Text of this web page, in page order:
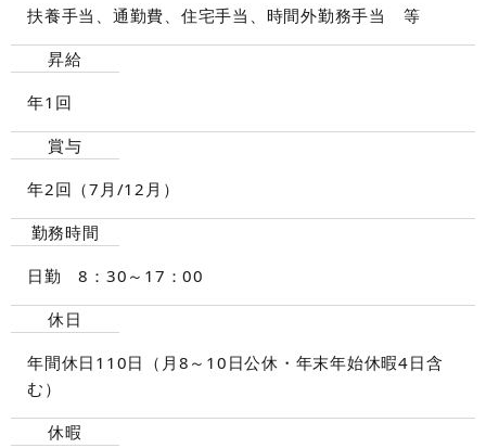
扶養手当、通勤費、住宅手当、時間外勤務手当 等
昇給
年1回
賞与
年2回（7月/12月）
勤務時間
日勤 8：30～17：00
休日
年間休日110日（月8～10日公休・年末年始休暇4日含
む）
休暇